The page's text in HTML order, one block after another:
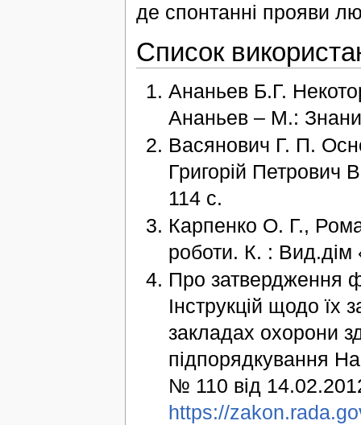
де спонтанні прояви
Список
Ананьев Б.Г.
Ананьев – М.:
Васянович Г. П.
Григорій Петрович
114 с.
Карпенко О. Г.,
роботи. К. :
Про затвердження
Інструкцій щодо їх
закладах охорони
підпорядкування
№ 110 від
https://